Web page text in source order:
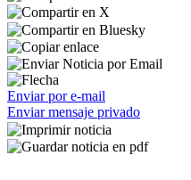
Enviar por e-mail
Enviar mensaje privado